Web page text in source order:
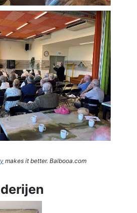
makes it better. Balbooa.com